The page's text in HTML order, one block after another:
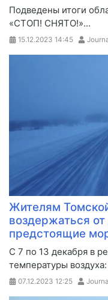
​Подведены итоги
«СТОП! СНЯТО!»...
15.12.2023 14:45
Жителям
воздержаться
предстоящие
​С 7 по 13 декабря в
температуры
07.12.2023 12:25